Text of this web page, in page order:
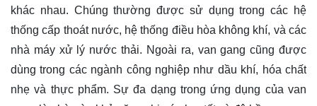
khác nhau. Chúng thường được sử dụng trong các hệ
thống cấp thoát nước, hệ thống điều hòa không khí, và các
nhà máy xử lý nước thải. Ngoài ra, van gang cũng được
dùng trong các ngành công nghiệp như dầu khí, hóa chất
nhẹ và thực phẩm. Sự đa dạng trong ứng dụng của van